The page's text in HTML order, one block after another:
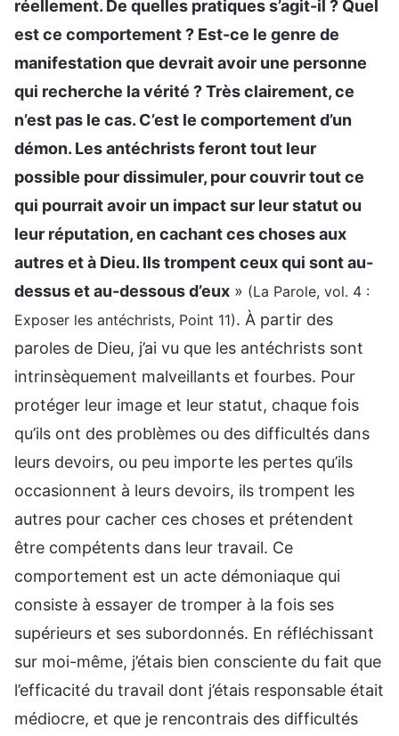
réellement. De quelles pratiques s’agit-il ? Quel
est ce comportement ? Est-ce le genre de
manifestation que devrait avoir une personne
qui recherche la vérité ? Très clairement, ce
n’est pas le cas. C’est le comportement d’un
démon. Les antéchrists feront tout leur
possible pour dissimuler, pour couvrir tout ce
qui pourrait avoir un impact sur leur statut ou
leur réputation, en cachant ces choses aux
autres et à Dieu. Ils trompent ceux qui sont au-
dessus et au-dessous d’eux » (La Parole, vol. 4 :
Exposer les antéchrists, Point 11). À partir des
paroles de Dieu, j’ai vu que les antéchrists sont
intrinsèquement malveillants et fourbes. Pour
protéger leur image et leur statut, chaque fois
qu’ils ont des problèmes ou des difficultés dans
leurs devoirs, ou peu importe les pertes qu’ils
occasionnent à leurs devoirs, ils trompent les
autres pour cacher ces choses et prétendent
être compétents dans leur travail. Ce
comportement est un acte démoniaque qui
consiste à essayer de tromper à la fois ses
supérieurs et ses subordonnés. En réfléchissant
sur moi-même, j’étais bien consciente du fait que
l’efficacité du travail dont j’étais responsable était
médiocre, et que je rencontrais des difficultés